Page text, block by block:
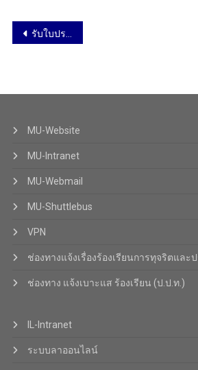
รับใบประกาศเกียรติคุณ ผลคะแนนการประเมิน ITA ของมหาวิทยาลัยมหิดล ระดับ”ผ่านดี” ประจำปีงบประมาณ พ.ศ.2568 วันที่ 5 พฤศจิกายน 2568
MU-Website
MU-Intranet
MU-Webmail
MU-Shuttlebus
VPN
ช่องทางแจ้งเรื่องร้องเรียนการทุจริตแล
ช่องทาง แจ้งเบาะแส ร้องเรียน (ป.ป.ท.)
IL-Intranet
ระบบลาออนไลน์